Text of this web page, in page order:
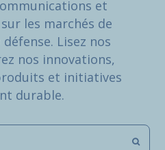
et
les marchés de
Lisez nos
nos innovations,
et initiatives
durable.